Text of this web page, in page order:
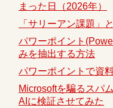
まった日（2026年）
「サリーアン課題」
パワーポイント
みを抽出する方法
パワーポイントで資
Microsoftを騙るスパ
AIに検証させてみた